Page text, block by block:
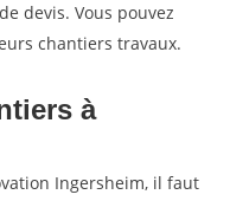
devis. Vous pouvez
chantiers travaux.
à
Ingersheim, il faut